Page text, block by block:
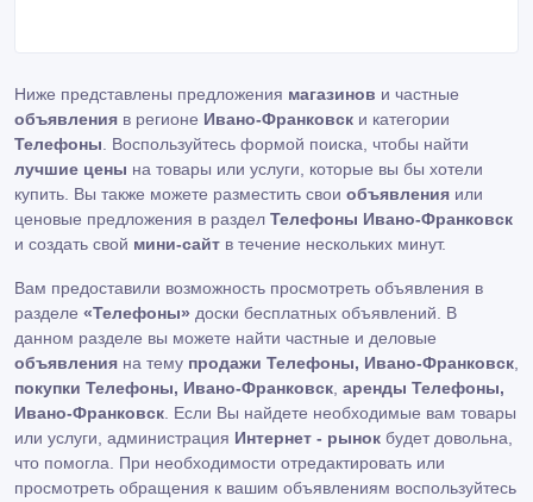
Ниже представлены предложения магазинов и частные
объявления в регионе Ивано-Франковск и категории
Телефоны . Воспользуйтесь формой поиска, чтобы найти
лучшие цены на товары или услуги, которые вы бы хотели
купить. Вы также можете разместить свои объявления или
ценовые предложения в раздел Телефоны Ивано-Франковск
и создать свой мини-сайт в течение нескольких минут.
Вам предоставили возможность просмотреть объявления в
разделе «Телефоны» доски бесплатных объявлений. В
данном разделе вы можете найти частные и деловые
объявления на тему продажи Телефоны, Ивано-Франковск
покупки Телефоны, Ивано-Франковск аренды Телефоны,
Ивано-Франковск . Если Вы найдете необходимые вам товары
или услуги, администрация Интернет - рынок будет довольна,
что помогла. При необходимости отредактировать или
просмотреть обращения к вашим объявлениям воспользуйтесь